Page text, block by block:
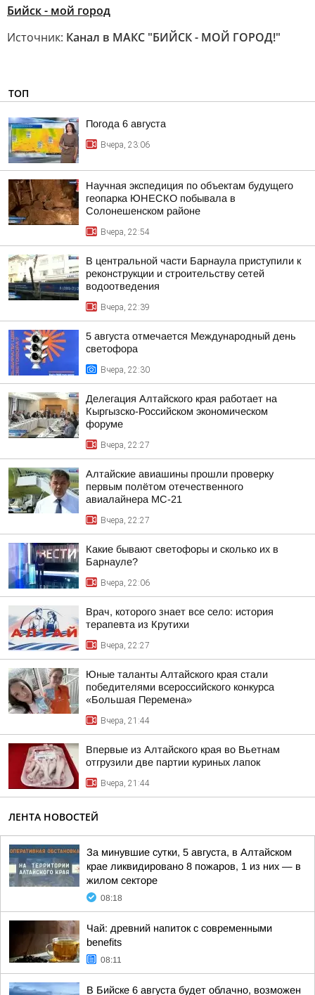
Бийск - мой город
Источник: Канал в МАКС "БИЙСК - МОЙ ГОРОД!"
ТОП
Погода 6 августа
Вчера, 23:06
Научная экспедиция по объектам будущего
геопарка ЮНЕСКО побывала в
Солонешенском районе
Вчера, 22:54
В центральной части Барнаула приступили к
реконструкции и строительству сетей
водоотведения
Вчера, 22:39
5 августа отмечается Международный день
светофора
Вчера, 22:30
Делегация Алтайского края работает на
Кыргызско-Российском экономическом
форуме
Вчера, 22:27
Алтайские авиашины прошли проверку
первым полётом отечественного
авиалайнера МС-21
Вчера, 22:27
Какие бывают светофоры и сколько их в
Барнауле?
Вчера, 22:06
Врач, которого знает все село: история
терапевта из Крутихи
Вчера, 22:27
Юные таланты Алтайского края стали
победителями всероссийского конкурса
«Большая Перемена»
Вчера, 21:44
Впервые из Алтайского края во Вьетнам
отгрузили две партии куриных лапок
Вчера, 21:44
ЛЕНТА НОВОСТЕЙ
За минувшие сутки, 5 августа, в Алтайском
крае ликвидировано 8 пожаров, 1 из них — в
жилом секторе
08:18
Чай: древний напиток с современными
benefits
08:11
В Бийске 6 августа будет облачно, возможен